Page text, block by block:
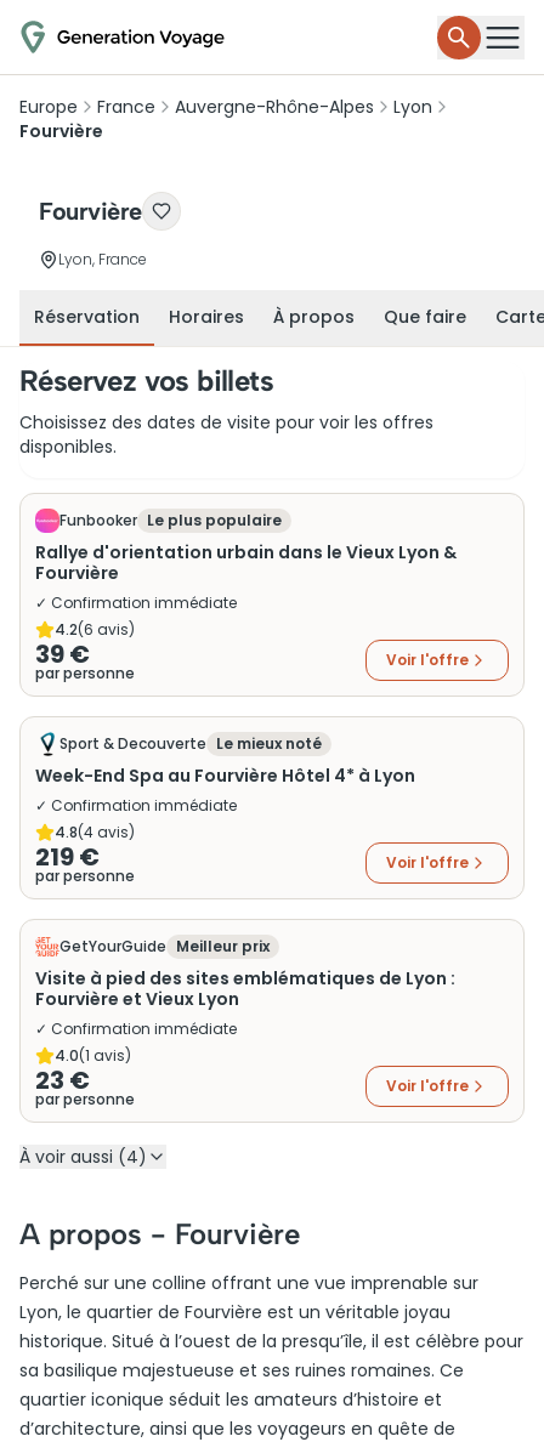
Europe France Auvergne-Rhône-Alpes
Lyon
Fourvière
Fourvière
Lyon, France
Réservation Horaires À propos Que faire
Réservez vos billets
Choisissez des dates de visite pour voir les offres
disponibles.
Funbooker Le plus populaire
Rallye d'orientation urbain dans le Vieux Lyon &
Fourvière
✓ Confirmation immédiate
4.2(6 avis)
39 €
par personne
Voir l'offre
Sport & Decouverte Le mieux noté
Week-End Spa au Fourvière Hôtel 4* à Lyon
✓ Confirmation immédiate
4.8(4avis)
219 €
par personne
Voir l'offre
GetYourGuide Meilleur prix
Visite à pied des sites emblématiques de Lyon :
Fourvière et Vieux Lyon
✓ Confirmation immédiate
4.0(1 avis)
23 €
par personne
Voir l'offre
À voir aussi (4)
A propos - Fourvière
Perché sur une colline offrant une vue imprenable sur
Lyon, le quartier de Fourvière est un véritable joyau
historique. Situé à l’ouest de la presqu’île, il est célèbre pour
sa basilique majestueuse et ses ruines romaines. Ce
quartier iconique séduit les amateurs d’histoire et
d’architecture, ainsi que les voyageurs en quête de